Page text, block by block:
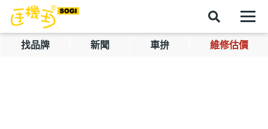
找品牌 新聞 車拚 維修估價